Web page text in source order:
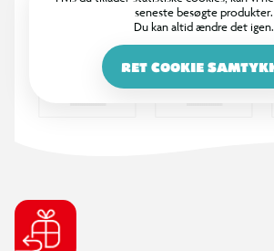
Velegnet til skrivning og tegning
Perfekt til skolestart og penalhuset
seneste besøgte produkter.
Du kan altid ændre det igen.
RET COOKIE